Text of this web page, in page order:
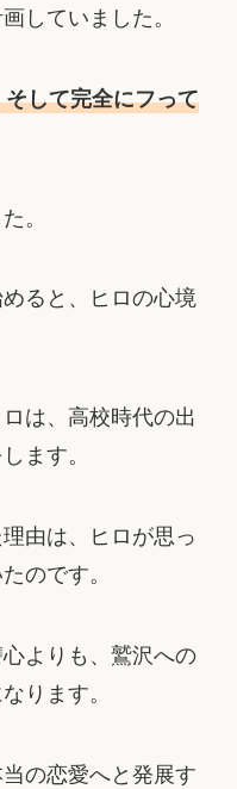
していました。
して完全にフって
。
ると、ヒロの心境
は、高校時代の出
ます。
由は、ヒロが思っ
のです。
よりも、鷲沢への
ります。
の恋愛へと発展す